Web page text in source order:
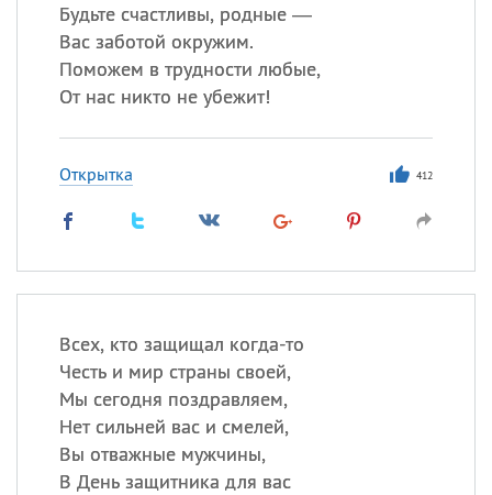
Будьте счастливы, родные —
Вас заботой окружим.
Поможем в трудности любые,
От нас никто не убежит!
Открытка 412
Всех, кто защищал когда-то
Честь и мир страны своей,
Мы сегодня поздравляем,
Нет сильней вас и смелей,
Вы отважные мужчины,
В День защитника для вас